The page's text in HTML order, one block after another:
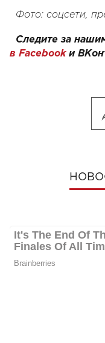
Фото: соцсети,
Следите за
в Facebookи